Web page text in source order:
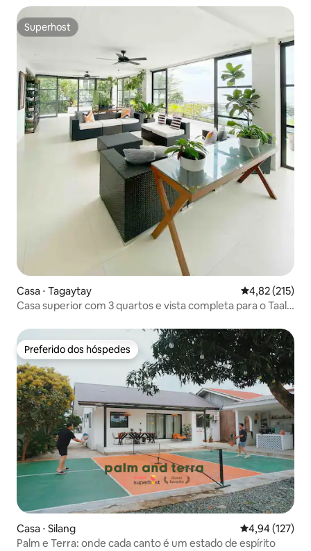
Superhost
Superhost
Casa ⋅ Tagaytay 4,82 de uma
4,82 (215)
Casa superior com 3 quartos e vista completa para o Taal
Preferido dos hóspedes
Preferido dos hóspedes
Casa ⋅ Silang 4,94 de uma
4,94 (127)
Palm e Terra: onde cada canto é um estado de espírito